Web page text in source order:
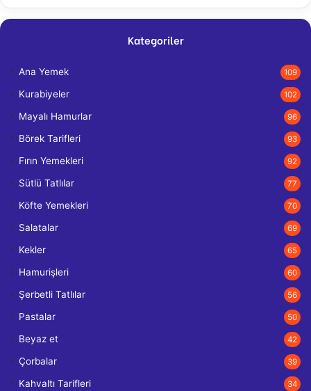
Kategoriler
Ana Yemek 109
Kurabiyeler 102
Mayalı Hamurlar 96
Börek Tarifleri 93
Fırın Yemekleri 92
Sütlü Tatlılar 77
Köfte Yemekleri 70
Salatalar 69
Kekler 65
Hamurişleri 60
Şerbetli Tatlılar 56
Pastalar 50
Beyaz et 42
Çorbalar 39
Kahvaltı Tarifleri 34